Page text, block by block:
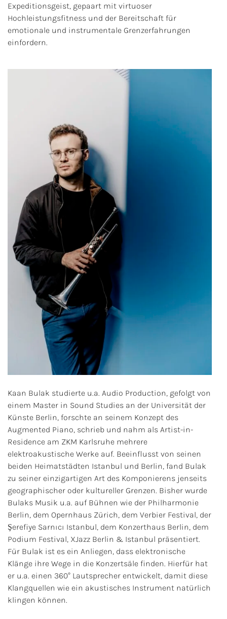
Expeditionsgeist, gepaart mit virtuoser
Hochleistungsfitness und der Bereitschaft für
emotionale und instrumentale Grenzerfahrungen
einfordern.
Kaan Bulak studierte u.a. Audio Production, gefolgt von
einem Master in Sound Studies an der Universität der
Künste Berlin, forschte an seinem Konzept des
Augmented Piano, schrieb und nahm als Artist-in-
Residence am ZKM Karlsruhe mehrere
elektroakustische Werke auf. Beeinflusst von seinen
beiden Heimatstädten Istanbul und Berlin, fand Bulak
zu seiner einzigartigen Art des Komponierens jenseits
geographischer oder kultureller Grenzen. Bisher wurde
Bulaks Musik u.a. auf Bühnen wie der Philharmonie
Berlin, dem Opernhaus Zürich, dem Verbier Festival, der
Şerefiye Sarnıcı Istanbul, dem Konzerthaus Berlin, dem
Podium Festival, XJazz Berlin & Istanbul präsentiert.
Für Bulak ist es ein Anliegen, dass elektronische
Klänge ihre Wege in die Konzertsäle finden. Hierfür hat
er u.a. einen 360° Lautsprecher entwickelt, damit diese
Klangquellen wie ein akustisches Instrument natürlich
klingen können.